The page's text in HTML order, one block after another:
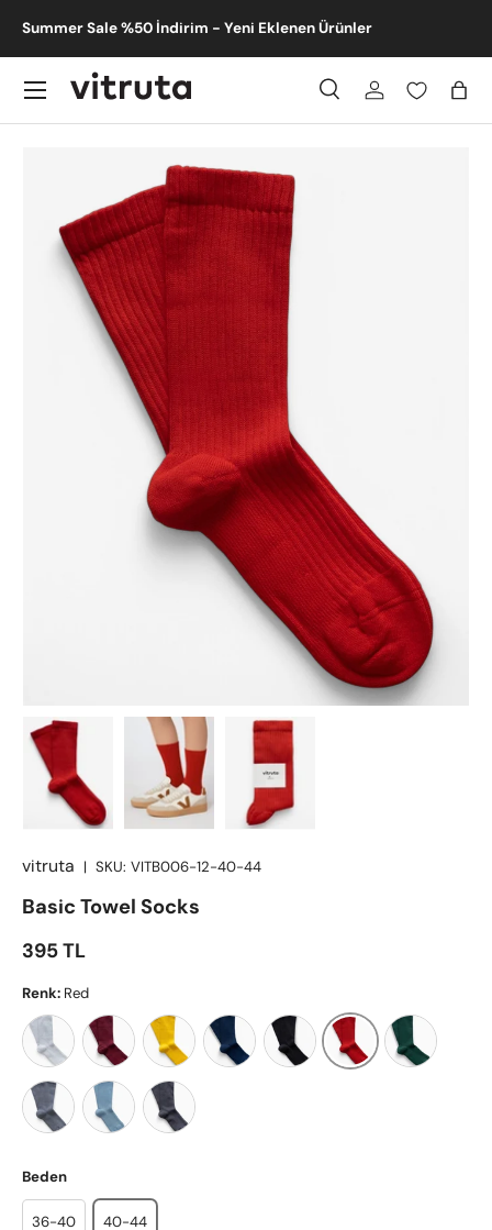
İçeriğe atla
Summer Sale %50 İndirim - Yeni Eklenen Ürünler
Ara
Ara Giriş
Menü
Translation missing: tr.accessibility.skip_to_product_info
vitruta | SKU: VITB006-12-40-44
Basic Towel Socks
Satış fiyatı
395 TL
Renk: Red
White BurgundyYellow Dark NavyBlack Red Dark Green
Light GreyBaby BlueDark Grey
Beden
36-40 40-44